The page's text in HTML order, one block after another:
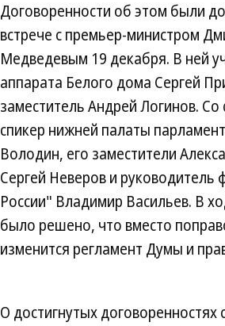
Договоренности об этом были
встрече с премьер-министром
Медведевым 19 декабря. В ней
аппарата Белого дома Сергей
заместитель Андрей Логинов.
спикер нижней палаты
Володин, его заместители
Сергей Неверов и руководитель
России" Владимир Васильев. В
было решено, что вместо
изменится регламент Думы и
О достигнутых